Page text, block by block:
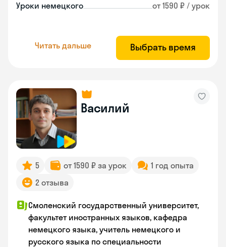
Уроки немецкого от 1590 ₽ / урок
Читать дальше Выбрать время
Василий
5 от 1590 ₽ за урок
1 год опыта
2 отзыва
Смоленский государственный университет,
факультет иностранных языков, кафедра
немецкого языка, учитель немецкого и
русского языка по специальности